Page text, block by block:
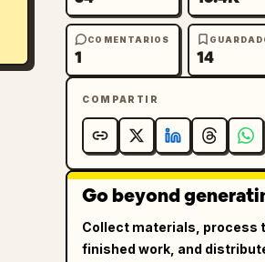
COMENTARIOS
1 14
COMPARTIR
Go beyond
Collect materials, process
finished work, and